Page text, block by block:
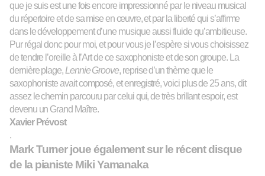
que je suis est une fois encore impressionné par le niveau musical
du répertoire et de sa mise en œuvre, et par la liberté qui s’affirme
dans le développement d’une musique aussi fluide qu’ambitieuse.
Pur régal donc pour moi, et pour vous je l’espère si vous choisissez
de tendre l’oreille à l’Art de ce saxophoniste et de son groupe. La
dernière plage, Lennie Groove, reprise d’un thèmeque le
saxophoniste avait composé,et enregistré,voici pl us de 25 ans, dit
assez le chemin parcouru par celui qui, de très brillant espoir, est
devenu un Grand Maître.
Xavier Prévost
.
Mark Turner joue également sur le récent disque
de la pianiste Miki Yamanaka